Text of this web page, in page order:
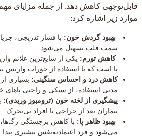
قابل‌توجهی کاهش دهد. از جمله مزایای
موارد زیر اشاره کرد:
بهبود گردش خون: با فشار تدریجی،
سمت قلب تسهیل می‌شود.
کاهش تورم: یکی از شایع‌ترین علائم
پا است که با استفاده از جوراب
کاهش درد و احساس سنگینی: بسیاری
مدتی استفاده، از سبکی و راحتی پاهای
پیشگیری از لخته خون (ترومبوز وریدی):
بیماران بعد از جراحی یا افراد بی‌تحرک.
بهبود ظاهر پا: با کاهش برجستگی رگ‌ها،
می‌شود و فرد اعتمادبه‌نفس بیشتری